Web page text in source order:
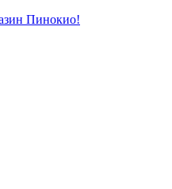
Пинокио!